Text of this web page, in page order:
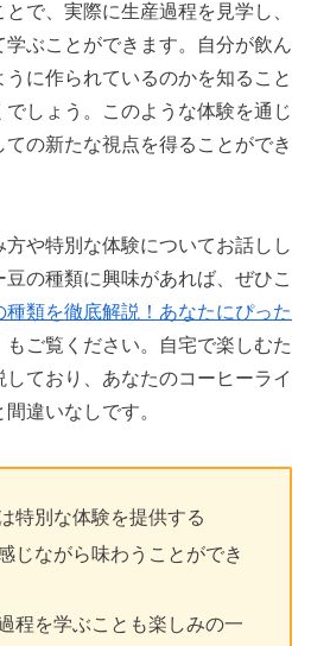
で、実際に生産過程を見学し、
ぶことができます。自分が飲ん
に作られているのかを知ること
しょう。このような体験を通じ
の新たな視点を得ることができ
や特別な体験についてお話しし
の種類に興味があれば、ぜひこ
種類を徹底解説！あなたにぴった
もご覧ください。自宅で楽しむた
ており、あなたのコーヒーライ
違いなしです。
特別な体験を提供する
じながら味わうことができ
程を学ぶことも楽しみの一